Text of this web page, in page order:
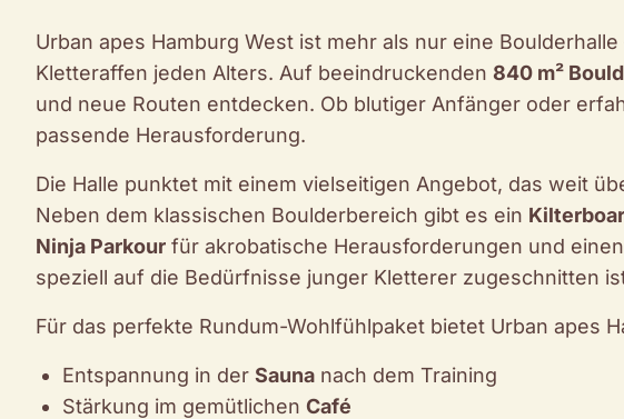
Urban apes Hamburg West ist mehr als nur eine
Kletteraffen jeden Alters. Auf beeindruckenden 840 m²
und neue Routen entdecken. Ob blutiger Anfänger oder
passende Herausforderung.
Die Halle punktet mit einem vielseitigen Angebot, das weit
Neben dem klassischen Boulderbereich gibt es ein
Ninja Parkour für akrobatische Herausforderungen und
speziell auf die Bedürfnisse junger Kletterer zugeschnitten
Für das perfekte Rundum-Wohlfühlpaket bietet Urban apes
Entspannung in der Sauna nach dem Training
Stärkung im gemütlichen Café